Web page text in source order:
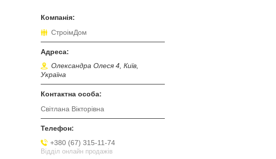
СтроімДом
Олександра Олеся 4, Київ,
Україна
Світлана Вікторівна
+380 (67) 315-11-74
Відділ онлайн продажів